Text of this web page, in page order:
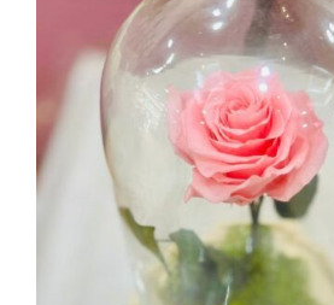
AÑADIR AL CARRITO
DETALLES